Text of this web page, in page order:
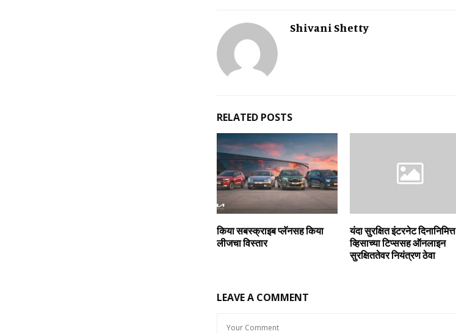
Shivani Shetty
RELATED POSTS
किया सबस्क्राइब प्लॅनसह किया
लीजचा विस्तार
यंदा सुरक्षित इंटरनेट दिनानिमित्त
व्हिसाच्‍या टिप्‍ससह ऑनलाइन
सुरक्षिततेवर नियंत्रण ठेवा
LEAVE A COMMENT